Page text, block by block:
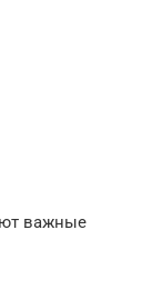
важные